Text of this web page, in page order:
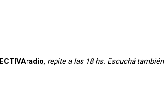
, repite a las 18 hs. Escuchá también